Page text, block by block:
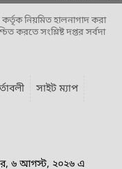
নিয়মিত হালনাগাদ করা
করতে সংশ্লিষ্ট দপ্তর সর্বদা
সাইট ম্যাপ
৬ আগস্ট, ২০২৬ এ